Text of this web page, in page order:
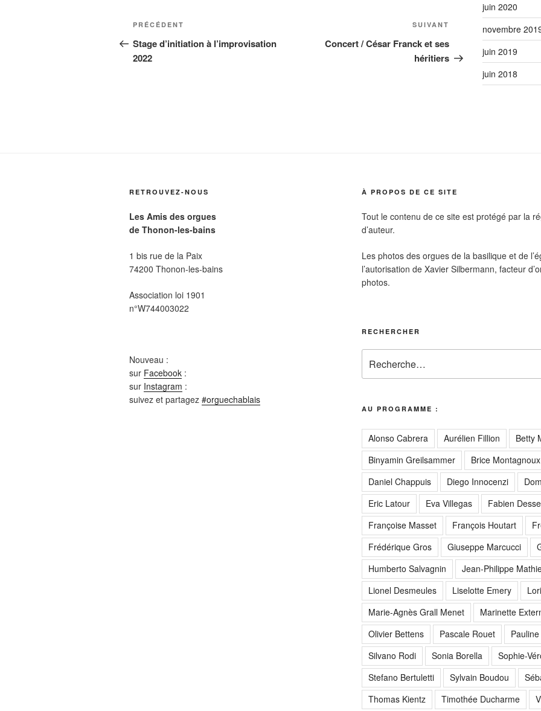
Navigation
de
l’article
Article
précédent
PRÉCÉDENT
Stage d’initiation à l’improvisation
2022
suivant
SUIVANT
Concert / César Franck et ses
héritiers
juin 2020
novembre
juin 2019
juin 2018
RETROUVEZ-NOUS
Les Amis des orgues
de Thonon-les-bains
1 bis rue de la Paix
74200 Thonon-les-bains
Association loi 1901
n°W744003022
Nouveau :
sur Facebook :
sur Instagram :
suivez et partagez #orguechablais
À PROPOS DE CE SITE
Tout le contenu de ce site est protégé par la
d’auteur.
Les photos des orgues de la basilique et de
l’autorisation de Xavier Silbermann, facteur
photos.
RECHERCHER
pour
:
AU PROGRAMME :
Alonso Cabrera Aurélien Fillion
Betty
Binyamin Greilsammer
Brice Montagnoux
Daniel Chappuis
Diego Innocenzi
Eric Latour
Eva Villegas
Fabien
Françoise Masset
François Houtart
Frédérique Gros
Giuseppe Marcucci
Humberto Salvagnin
Jean-Philippe
Lionel Desmeules
Liselotte Emery
Marie-Agnès Grall Menet
Marinette
Olivier Bettens
Pascale Rouet
Silvano Rodi
Sonia Borella
Sophie-
Stefano Bertuletti
Sylvain Boudou
Thomas Kientz
Timothée Ducharme